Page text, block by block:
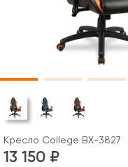
Кресло College BX-3827
13 150